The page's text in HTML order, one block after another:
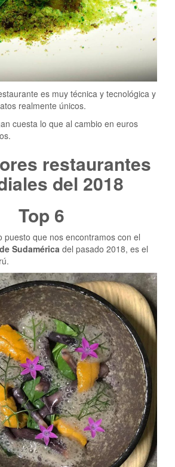
es muy técnica y tecnológica y
realmente únicos.
cuesta lo que al cambio en euros
restaurantes
del 2018
Top 6
puesto que nos encontramos con el
Sudamérica del pasado 2018, es el